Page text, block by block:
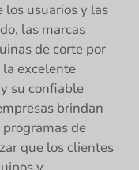
los usuarios y las
las marcas
de corte por
la excelente
su confiable
brindan
de
que los clientes